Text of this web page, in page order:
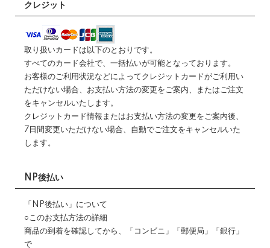
クレジット
取り扱いカードは以下のとおりです。
すべてのカード会社で、一括払いが可能となっております。
お客様のご利用状況などによってクレジットカードがご利用い
ただけない場合、お支払い方法の変更をご案内、またはご注文
をキャンセルいたします。
クレジットカード情報またはお支払い方法の変更をご案内後、
7日間変更いただけない場合、自動でご注文をキャンセルいた
します。
NP後払い
「NP後払い」について
○このお支払方法の詳細
商品の到着を確認してから、「コンビニ」「郵便局」「銀行」
で